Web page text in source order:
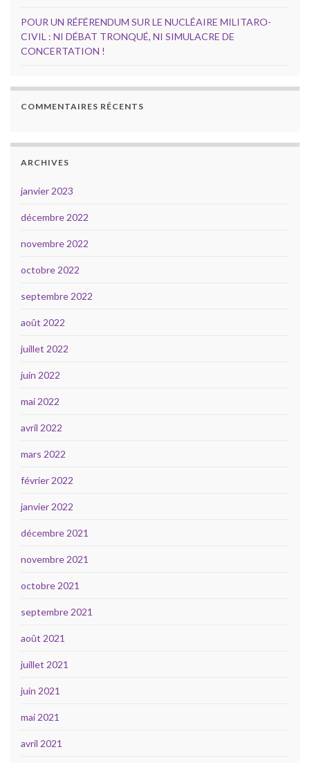
POUR UN RÉFÉRENDUM SUR LE NUCLÉAIRE MILITARO-
CIVIL : NI DÉBAT TRONQUÉ, NI SIMULACRE DE
CONCERTATION !
COMMENTAIRES RÉCENTS
ARCHIVES
janvier 2023
décembre 2022
novembre 2022
octobre 2022
septembre 2022
août 2022
juillet 2022
juin 2022
mai 2022
avril 2022
mars 2022
février 2022
janvier 2022
décembre 2021
novembre 2021
octobre 2021
septembre 2021
août 2021
juillet 2021
juin 2021
mai 2021
avril 2021